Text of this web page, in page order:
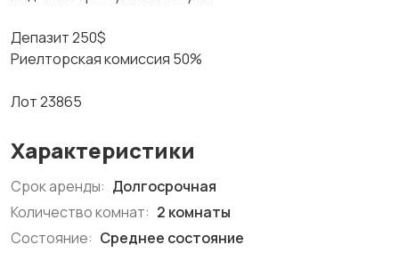
Депазит 250$
Риелторская комиссия 50%
Лот 23865
Характеристики
Срок аренды: Долгосрочная
Количество комнат: 2 комнаты
Состояние: Среднее состояние